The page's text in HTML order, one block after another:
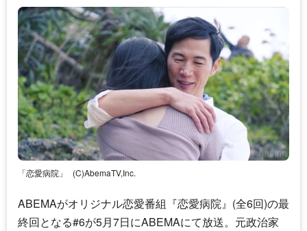
「恋愛病院」 (C)AbemaTV,Inc.
ABEMAがオリジナル恋愛番組『恋愛病院』(全6回)の最
終回となる#6が5月7日にABEMAにて放送。元政治家